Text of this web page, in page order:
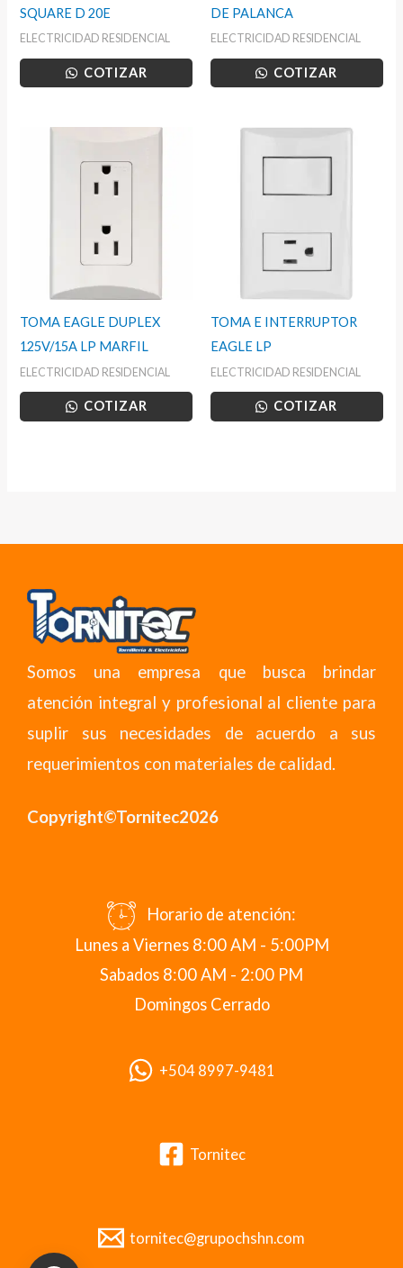
SQUARE D 20E
ELECTRICIDAD RESIDENCIAL
COTIZAR
DE PALANCA
ELECTRICIDAD RESIDENCIAL
COTIZAR
TOMA EAGLE DUPLEX
125V/15A LP MARFIL
ELECTRICIDAD RESIDENCIAL
COTIZAR
TOMA E INTERRUPTOR
EAGLE LP
ELECTRICIDAD RESIDENCIAL
COTIZAR
Somos una empresa que busca brindar
atención integral y profesional al cliente para
suplir sus necesidades de acuerdo a sus
requerimientos con materiales de calidad.
Copyright©Tornitec2026
Horario de atención:
Lunes a Viernes 8:00 AM - 5:00PM
Sabados 8:00 AM - 2:00 PM
Domingos Cerrado
+504 8997-9481
Tornitec
tornitec@grupochshn.com